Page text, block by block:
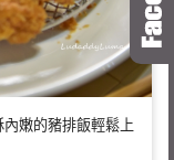
嫩的豬排飯輕鬆上